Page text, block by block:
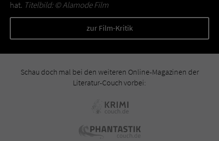
hat. Titelbild: ©Alamode Film
zur Film-Kritik
Schau doch mal bei den weiteren Online-Magazinen der
Literatur-Couch vorbei: